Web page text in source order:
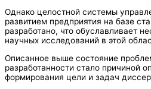
Однако целостной системы
развитием предприятия на базе
разработано, что обуславливает
научных исследований в этой
Описанное выше состояние
разработанности стало причиной
формирования цели и задач